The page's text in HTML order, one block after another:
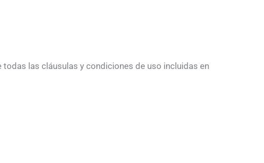
las cláusulas y condiciones de uso incluidas en